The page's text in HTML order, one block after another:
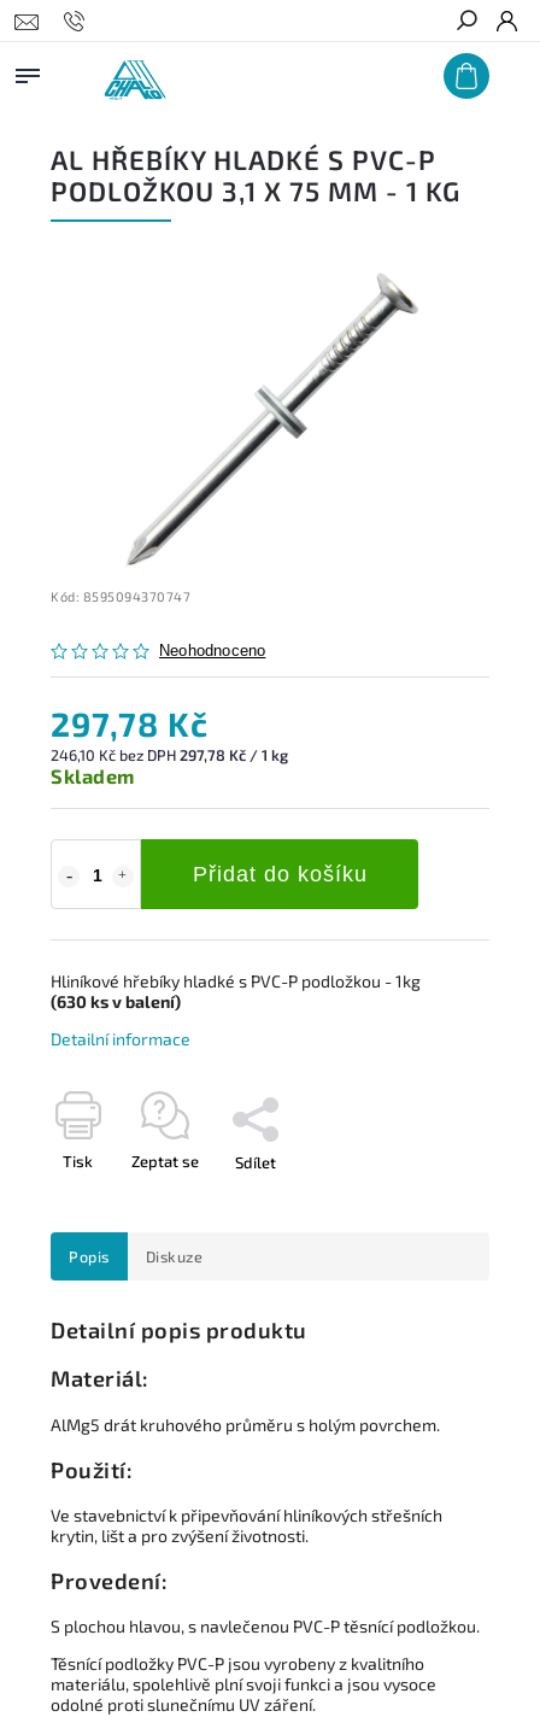
Hledat
AL HŘEBÍKY HLADKÉ S PVC-P
PODLOŽKOU 3,1 X 75 MM - 1 KG
Kód: 8595094370747
Neohodnoceno
297,78 Kč
246,10 Kč bez DPH297,78 Kč / 1 kg
Skladem
Přidat do košíku
Hliníkové hřebíky hladké s PVC-P podložkou - 1kg
(630ksv balení)
Detailní informace
Tisk Zeptat se Sdílet
Popis Diskuze
Detailní popis produktu
Materiál:
AlMg5 drát kruhového průměru s holým povrchem.
Použití:
Ve stavebnictví k připevňování hliníkových střešních
krytin, lišt a pro zvýšení životnosti.
Provedení:
S plochou hlavou, s navlečenou PVC-P těsnící podložkou.
Těsnící podložky PVC-P jsou vyrobeny z kvalitního
materiálu, spolehlivě plní svoji funkci a jsou vysoce
odolné proti slunečnímu UV záření.